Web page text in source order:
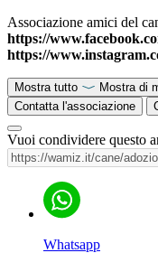
Associazione amici del
https://
https://
Mostra tutto
Mostra di
Contatta l'associazione
Vuoi condividere questo
Whatsapp